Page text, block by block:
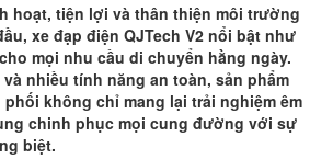
hoạt, tiện lợi và thân thiện môi trường
xe đạp điện QJTech V2 nổi bật như
mọi nhu cầu di chuyển hằng ngày.
nhiều tính năng an toàn, sản phẩm
phối không chỉ mang lại trải nghiệm êm
chinh phục mọi cung đường với sự
biệt.